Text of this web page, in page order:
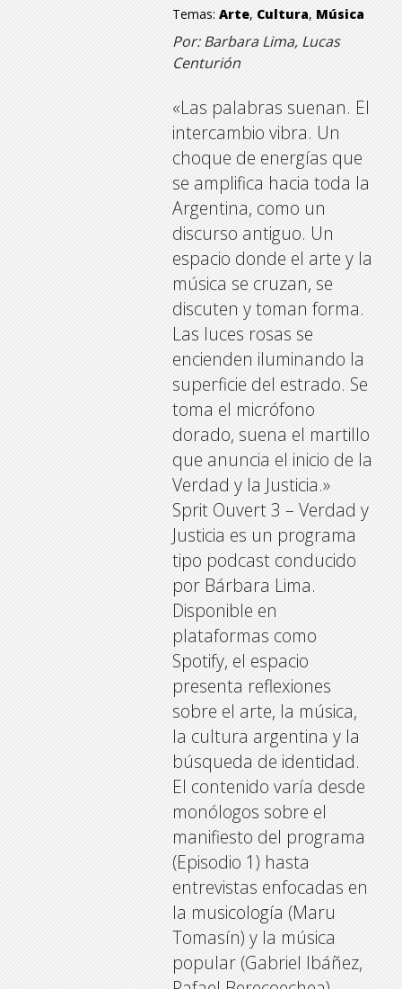
Temas: Arte, Cultura, Música
Por: Barbara Lima, Lucas
Centurión
«Las palabras suenan. El
intercambio vibra. Un
choque de energías que
se amplifica hacia toda la
Argentina, como un
discurso antiguo. Un
espacio donde el arte y la
música se cruzan, se
discuten y toman forma.
Las luces rosas se
encienden iluminando la
superficie del estrado. Se
toma el micrófono
dorado, suena el martillo
que anuncia el inicio de la
Verdad y la Justicia.»
Sprit Ouvert 3 – Verdad y
Justicia es un programa
tipo podcast conducido
por Bárbara Lima.
Disponible en
plataformas como
Spotify, el espacio
presenta reflexiones
sobre el arte, la música,
la cultura argentina y la
búsqueda de identidad.
El contenido varía desde
monólogos sobre el
manifiesto del programa
(Episodio 1) hasta
entrevistas enfocadas en
la musicología (Maru
Tomasín) y la música
popular (Gabriel Ibáñez,